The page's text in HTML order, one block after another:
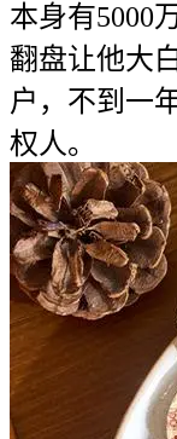
本身有5000
翻盘让他大
户，不到一
权人。